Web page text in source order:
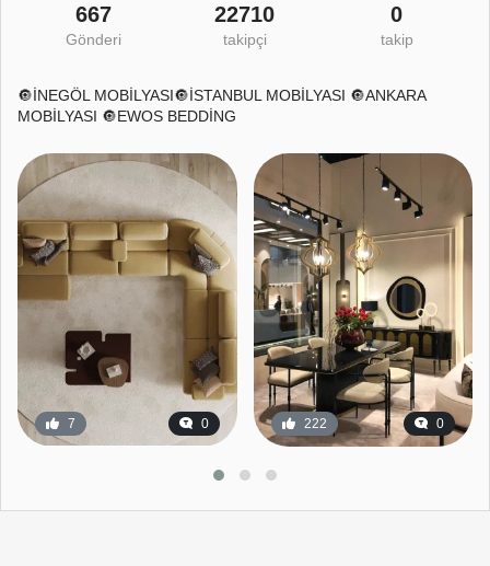
667
Gönderi
22710
takipçi
0
takip
🔘İNEGÖL MOBİLYASI🔘İSTANBUL MOBİLYASI 🔘ANKARA
MOBİLYASI 🔘EWOS BEDDİNG
7 0 222 0